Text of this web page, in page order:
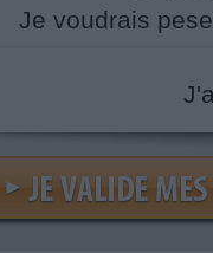
Je voudrais